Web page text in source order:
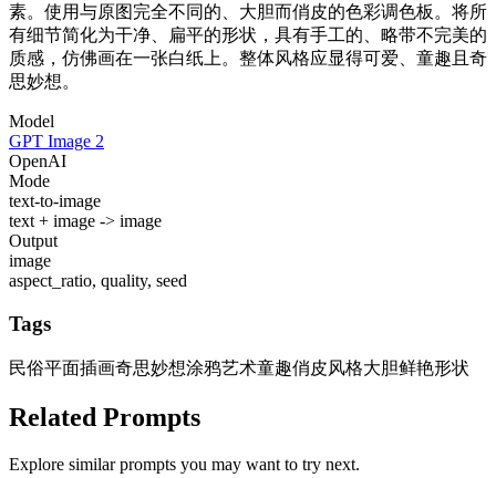
素。使用与原图完全不同的、大胆而俏皮的色彩调色板。将所
有细节简化为干净、扁平的形状，具有手工的、略带不完美的
质感，仿佛画在一张白纸上。整体风格应显得可爱、童趣且奇
思妙想。
Model
GPT Image 2
OpenAI
Mode
text-to-image
text + image -> image
Output
image
aspect_ratio, quality, seed
Tags
民俗平面插画奇思妙想涂鸦艺术童趣俏皮风格大胆鲜艳形状
Related Prompts
Explore similar prompts you may want to try next.